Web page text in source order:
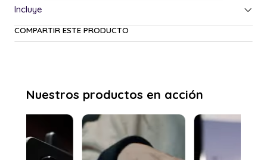
COMPARTIR ESTE PRODUCTO